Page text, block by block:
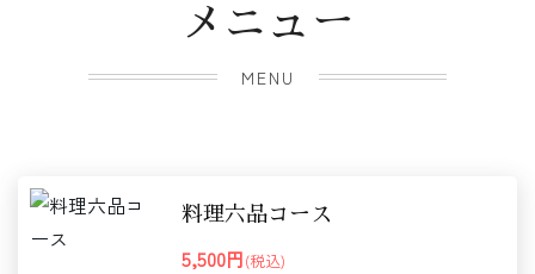
メニュー
MENU
料理六品コース
5,500円(税込)